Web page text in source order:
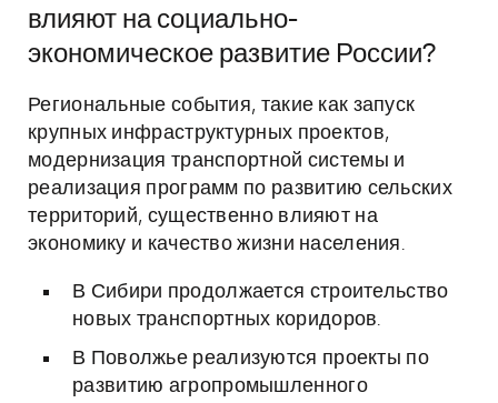
влияют на социально-
экономическое развитие России?
Региональные события, такие как запуск
крупных инфраструктурных проектов,
модернизация транспортной системы и
реализация программ по развитию сельских
территорий, существенно влияют на
экономику и качество жизни населения.
В Сибири продолжается строительство
новых транспортных коридоров.
В Поволжье реализуются проекты по
развитию агропромышленного